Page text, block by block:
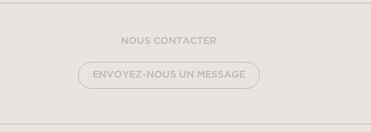
NOUS CONTACTER
ENVOYEZ-NOUS UN MESSAGE